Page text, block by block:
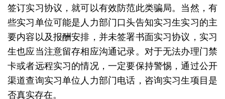
签订实习协议，就可以有效防范此类骗局。当然，有
些实习单位可能是人力部门口头告知实习生实习的主
要内容以及报酬安排，并未签署书面实习协议，实习
生也应当注意留存相应沟通记录。对于无法办理门禁
卡或者远程实习的情况，一定要保持警惕，通过公开
渠道查询实习单位人力部门电话，咨询实习生项目是
否真实存在。